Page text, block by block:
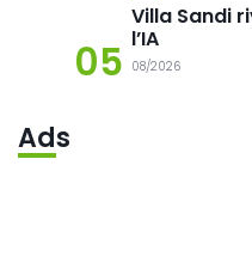
05
Villa Sandi
l’IA
08/2026
Ads